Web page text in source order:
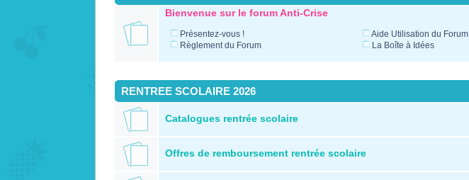
Bienvenue sur le forum Anti-Crise
Présentez-vous !
Règlement du Forum
Aide Utilisation du Forum
La Boîte à Idées
RENTREE SCOLAIRE 2026
Catalogues rentrée scolaire
Offres de remboursement rentrée scolaire